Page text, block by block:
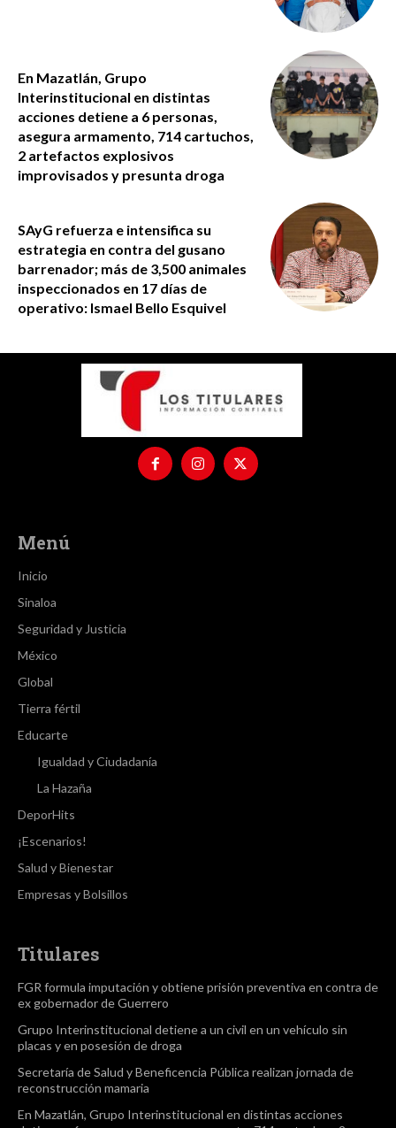
En Mazatlán, Grupo
Interinstitucional en distintas
acciones detiene a 6 personas,
asegura armamento, 714 cartuchos,
2 artefactos explosivos
improvisados y presunta droga
SAyG refuerza e intensifica su
estrategia en contra del gusano
barrenador; más de 3,500 animales
inspeccionados en 17 días de
operativo: Ismael Bello Esquivel
Menú
Inicio
Sinaloa
Seguridad y Justicia
México
Global
Tierra fértil
Educarte
Igualdad y Ciudadanía
La Hazaña
DeporHits
¡Escenarios!
Salud y Bienestar
Empresas y Bolsillos
Titulares
FGR formula imputación y obtiene prisión preventiva en contra de
ex gobernador de Guerrero
Grupo Interinstitucional detiene a un civil en un vehículo sin
placas y en posesión de droga
Secretaría de Salud y Beneficencia Pública realizan jornada de
reconstrucción mamaria
En Mazatlán, Grupo Interinstitucional en distintas acciones